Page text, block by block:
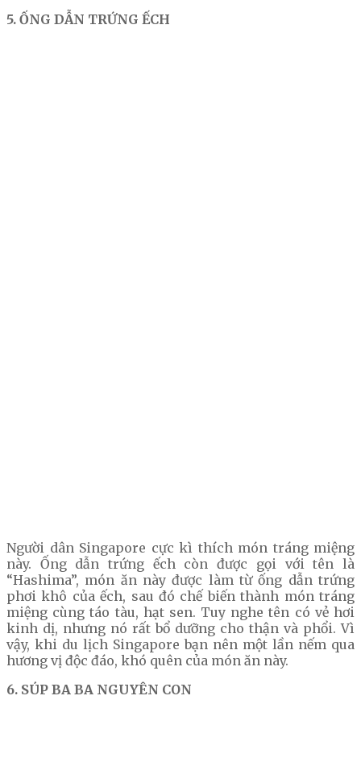
5. ỐNG DẪN TRỨNG ẾCH
Người dân Singapore cực kì thích món tráng miệng
này. Ống dẫn trứng ếch còn được gọi với tên là
“Hashima”, món ăn này được làm từ ống dẫn trứng
phơi khô của ếch, sau đó chế biến thành món tráng
miệng cùng táo tàu, hạt sen. Tuy nghe tên có vẻ hơi
kinh dị, nhưng nó rất bổ dưỡng cho thận và phổi. Vì
vậy, khi du lịch Singapore bạn nên một lần nếm qua
hương vị độc đáo, khó quên của món ăn này.
6. SÚP BA BA NGUYÊN CON